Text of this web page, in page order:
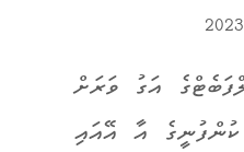
އަގު ވަރަށް
އާ އޭއައި